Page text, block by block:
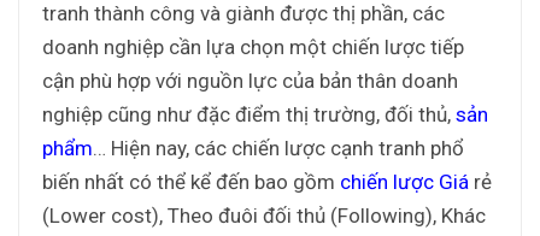
tranh thành công và giành được thị phần, các
doanh nghiệp cần lựa chọn một chiến lược tiếp
cận phù hợp với nguồn lực của bản thân doanh
nghiệp cũng như đặc điểm thị trường, đối thủ, sản
phẩm… Hiện nay, các chiến lược cạnh tranh phổ
biến nhất có thể kể đến bao gồm chiến lược Giá rẻ
(Lower cost), Theo đuôi đối thủ (Following), Khác